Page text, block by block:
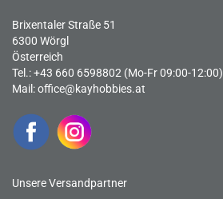
Brixentaler Straße 51
6300 Wörgl
Österreich
Tel.: +43 660 6598802 (Mo-Fr 09:00-12:00)
Mail:office@kayhobbies.at
Unsere Versandpartner